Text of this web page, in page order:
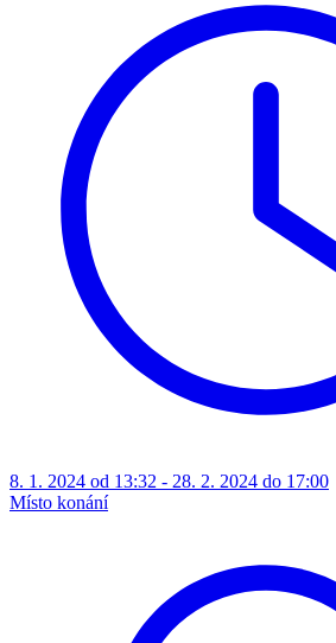
8. 1. 2024 od 13:32 - 28. 2. 2024 do 17:00
Místo konání